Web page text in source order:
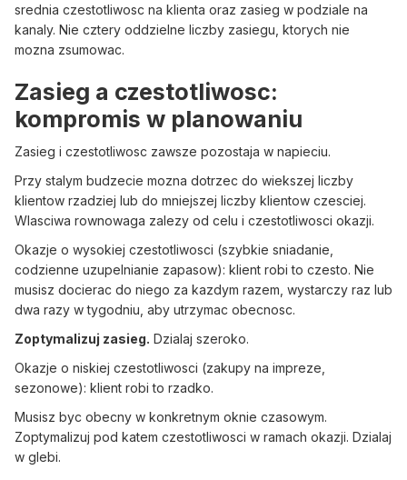
srednia czestotliwosc na klienta oraz zasieg w podziale na
kanaly. Nie cztery oddzielne liczby zasiegu, ktorych nie
mozna zsumowac.
Zasieg a czestotliwosc:
kompromis w planowaniu
Zasieg i czestotliwosc zawsze pozostaja w napieciu.
Przy stalym budzecie mozna dotrzec do wiekszej liczby
klientow rzadziej lub do mniejszej liczby klientow czesciej.
Wlasciwa rownowaga zalezy od celu i czestotliwosci okazji.
Okazje o wysokiej czestotliwosci (szybkie sniadanie,
codzienne uzupelnianie zapasow): klient robi to czesto. Nie
musisz docierac do niego za kazdym razem, wystarczy raz lub
dwa razy w tygodniu, aby utrzymac obecnosc.
Zoptymalizuj zasieg. Dzialaj szeroko.
Okazje o niskiej czestotliwosci (zakupy na impreze,
sezonowe): klient robi to rzadko.
Musisz byc obecny w konkretnym oknie czasowym.
Zoptymalizuj pod katem czestotliwosci w ramach okazji. Dzialaj
w glebi.